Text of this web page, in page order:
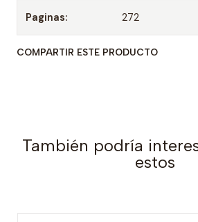
Paginas: 272
COMPARTIR ESTE PRODUCTO
También podría
estos